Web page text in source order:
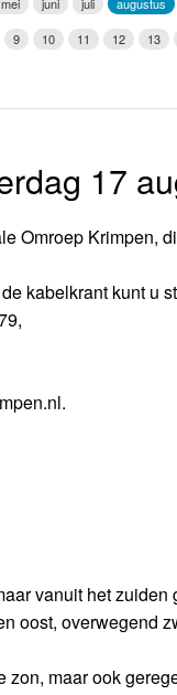
Vrijdag
9 10 11 12 13
17
Omroep Krimpen,
kabelkrant kunt u
vanuit het
oost, overwegend
zon, maar ook